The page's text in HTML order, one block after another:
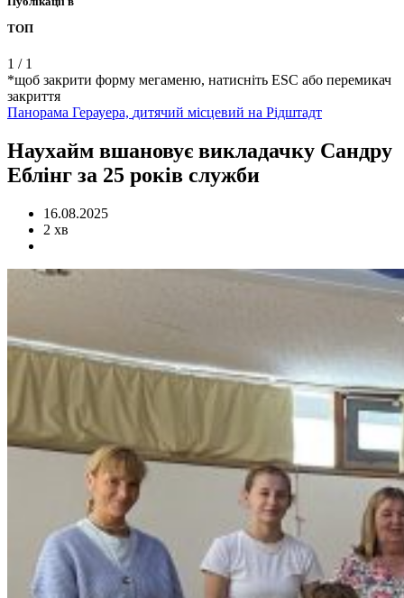
ТОП
1 / 1
*щоб закрити форму мегаменю, натисніть ESC або перемикач
закриття
Панорама Герауера, дитячий місцевий на Рідштадт
Наухайм вшановує викладачку Сандру
Еблінг за 25 років служби
16.08.2025
2 хв